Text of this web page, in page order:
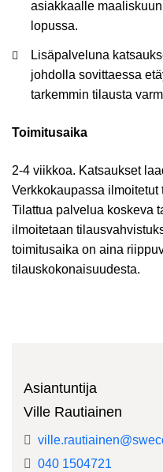
asiakkaalle
lopussa.
Lisäpalveluna
johdolla sovittaessa
tarkemmin tilausta
Toimitusaika
2-4 viikkoa. Katsaukset
Verkkokaupassa
Tilattua palvelua koskeva
ilmoitetaan
toimitusaika on aina
tilauskokonaisuudesta.
Asiantuntija
Ville Rautiainen
040 1504721